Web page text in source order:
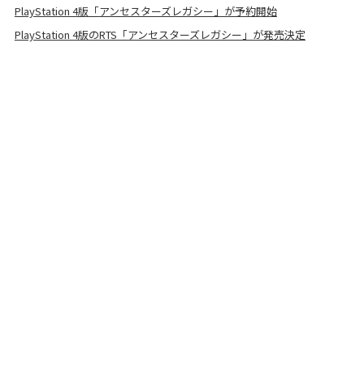
PlayStation 4版「アンセスターズレガシー」が予約開始
PlayStation 4版のRTS「アンセスターズレガシー」が発売決定